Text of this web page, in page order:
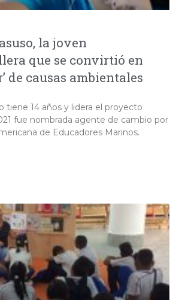
la joven
que se convirtió en
de causas ambientales
tiene 14 años y lidera el proyecto
fue nombrada agente de cambio por
de Educadores Marinos.